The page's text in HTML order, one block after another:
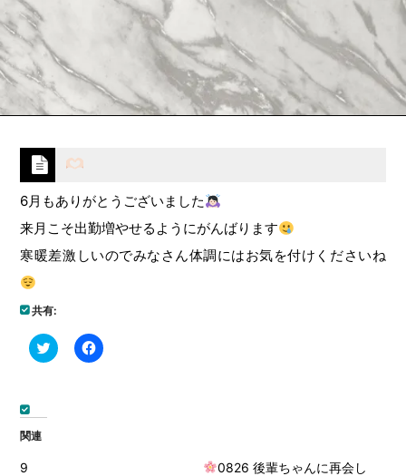
6月もありがとうございました
来月こそ出勤増やせるようにがんばります
寒暖差激しいのでみなさん体調にはお気を付けくださいね
共有:
ク
リ
Facebook
で
関連
9
0826 後輩ちゃんに再会し